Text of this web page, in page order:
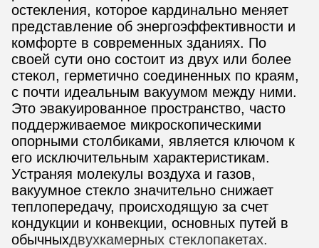
остекления, которое кардинально меняет
представление об энергоэффективности и
комфорте в современных зданиях. По
своей сути оно состоит из двух или более
стекол, герметично соединенных по краям,
с почти идеальным вакуумом между ними.
Это эвакуированное пространство, часто
поддерживаемое микроскопическими
опорными столбиками, является ключом к
его исключительным характеристикам.
Устраняя молекулы воздуха и газов,
вакуумное стекло значительно снижает
теплопередачу, происходящую за счет
кондукции и конвекции, основных путей в
обычныхдвухкамерных стеклопакетах.